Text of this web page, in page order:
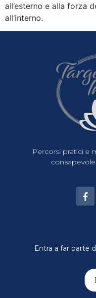
all’esterno e alla forza
all’interno.
Percorsi pratici e
Entra a far parte